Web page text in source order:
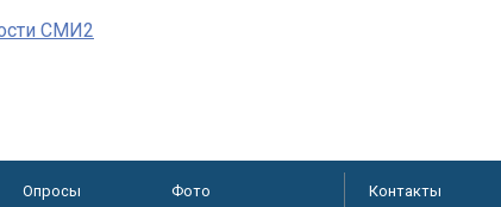
СМИ2
Опросы
Фото
Контакты